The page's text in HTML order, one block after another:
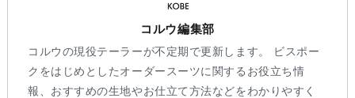
コルウ編集部
コルウの現役テーラーが不定期で更新します。 ビスポー
クをはじめとしたオーダースーツに関するお役立ち情
報、おすすめの生地やお仕立て方法などをわかりやすく